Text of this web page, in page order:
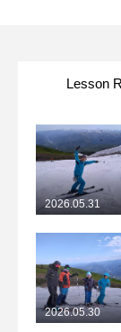
Lesson
2026.05.31
2026.05.30